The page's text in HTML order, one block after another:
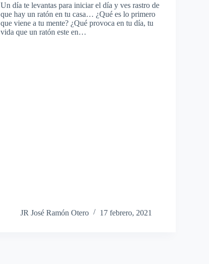
Un día te levantas para iniciar el día y ves rastro de
que hay un ratón en tu casa… ¿Qué es lo primero
que viene a tu mente? ¿Qué provoca en tu día, tu
vida que un ratón este en…
JR José Ramón Otero 17 febrero, 2021